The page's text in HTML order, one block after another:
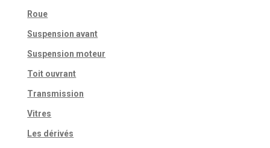
Roue
Suspension avant
Suspension moteur
Toit ouvrant
Transmission
Vitres
Les dérivés